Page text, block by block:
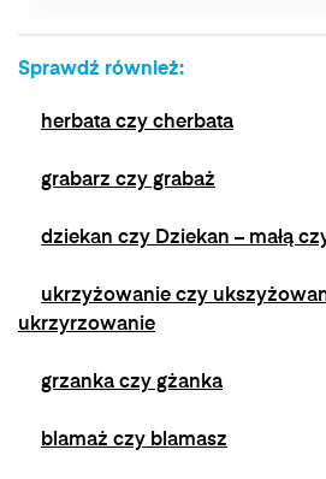
jest możliwe poprzez kontakt z
naciśniecie przycisku "wypisz
Sprawdź również:
herbata czy cherbata
grabarz czy grabaż
dziekan czy Dziekan – małą
ukrzyżowanie czy
ukrzyrzowanie
grzanka czy gżanka
blamaż czy blamasz